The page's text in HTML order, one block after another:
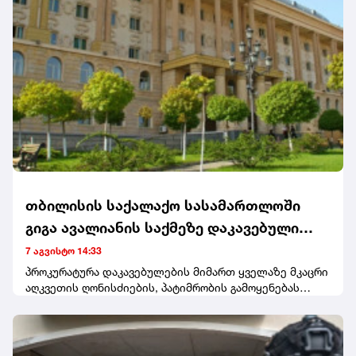
კონტრაქტები გაფორმებული თავშესაფრის მაძიებელთა
განსათავსებლად.
თბილისის საქალაქო სასამართლოში
გიგა ავალიანის საქმეზე დაკავებული
ორი არასრულწლოვანის სასამართლო
პროცესი მიმდინარეობს - დღევანდელ
სხდომაზე მათ მიმართ აღკვეთის
ღონისძიების შეფარდებაზე იმსჯელებენ
7 აგვისტო 14:33
პროკურატურა დაკავებულების მიმართ ყველაზე მკაცრი
აღკვეთის ღონისძიების, პატიმრობის გამოყენებას
ოჯახის წევრები ესწრებიან, მათ სხდომის დაწყებამდე
ჟურნალისტებთან კომენტარი არ გაუკეთებიათ.
ანასტასია ბერუაშვილი და ნია იმნაძე 5 აგვისტოს